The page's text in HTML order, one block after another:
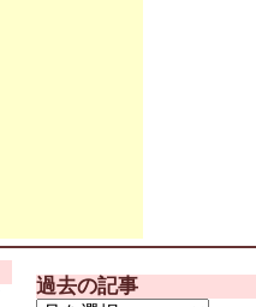
過去の記事